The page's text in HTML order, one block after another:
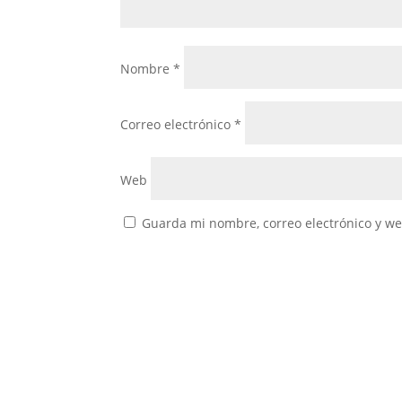
Nombre*
Correo electrónico*
Web
Guarda mi nombre, correo electrónico y